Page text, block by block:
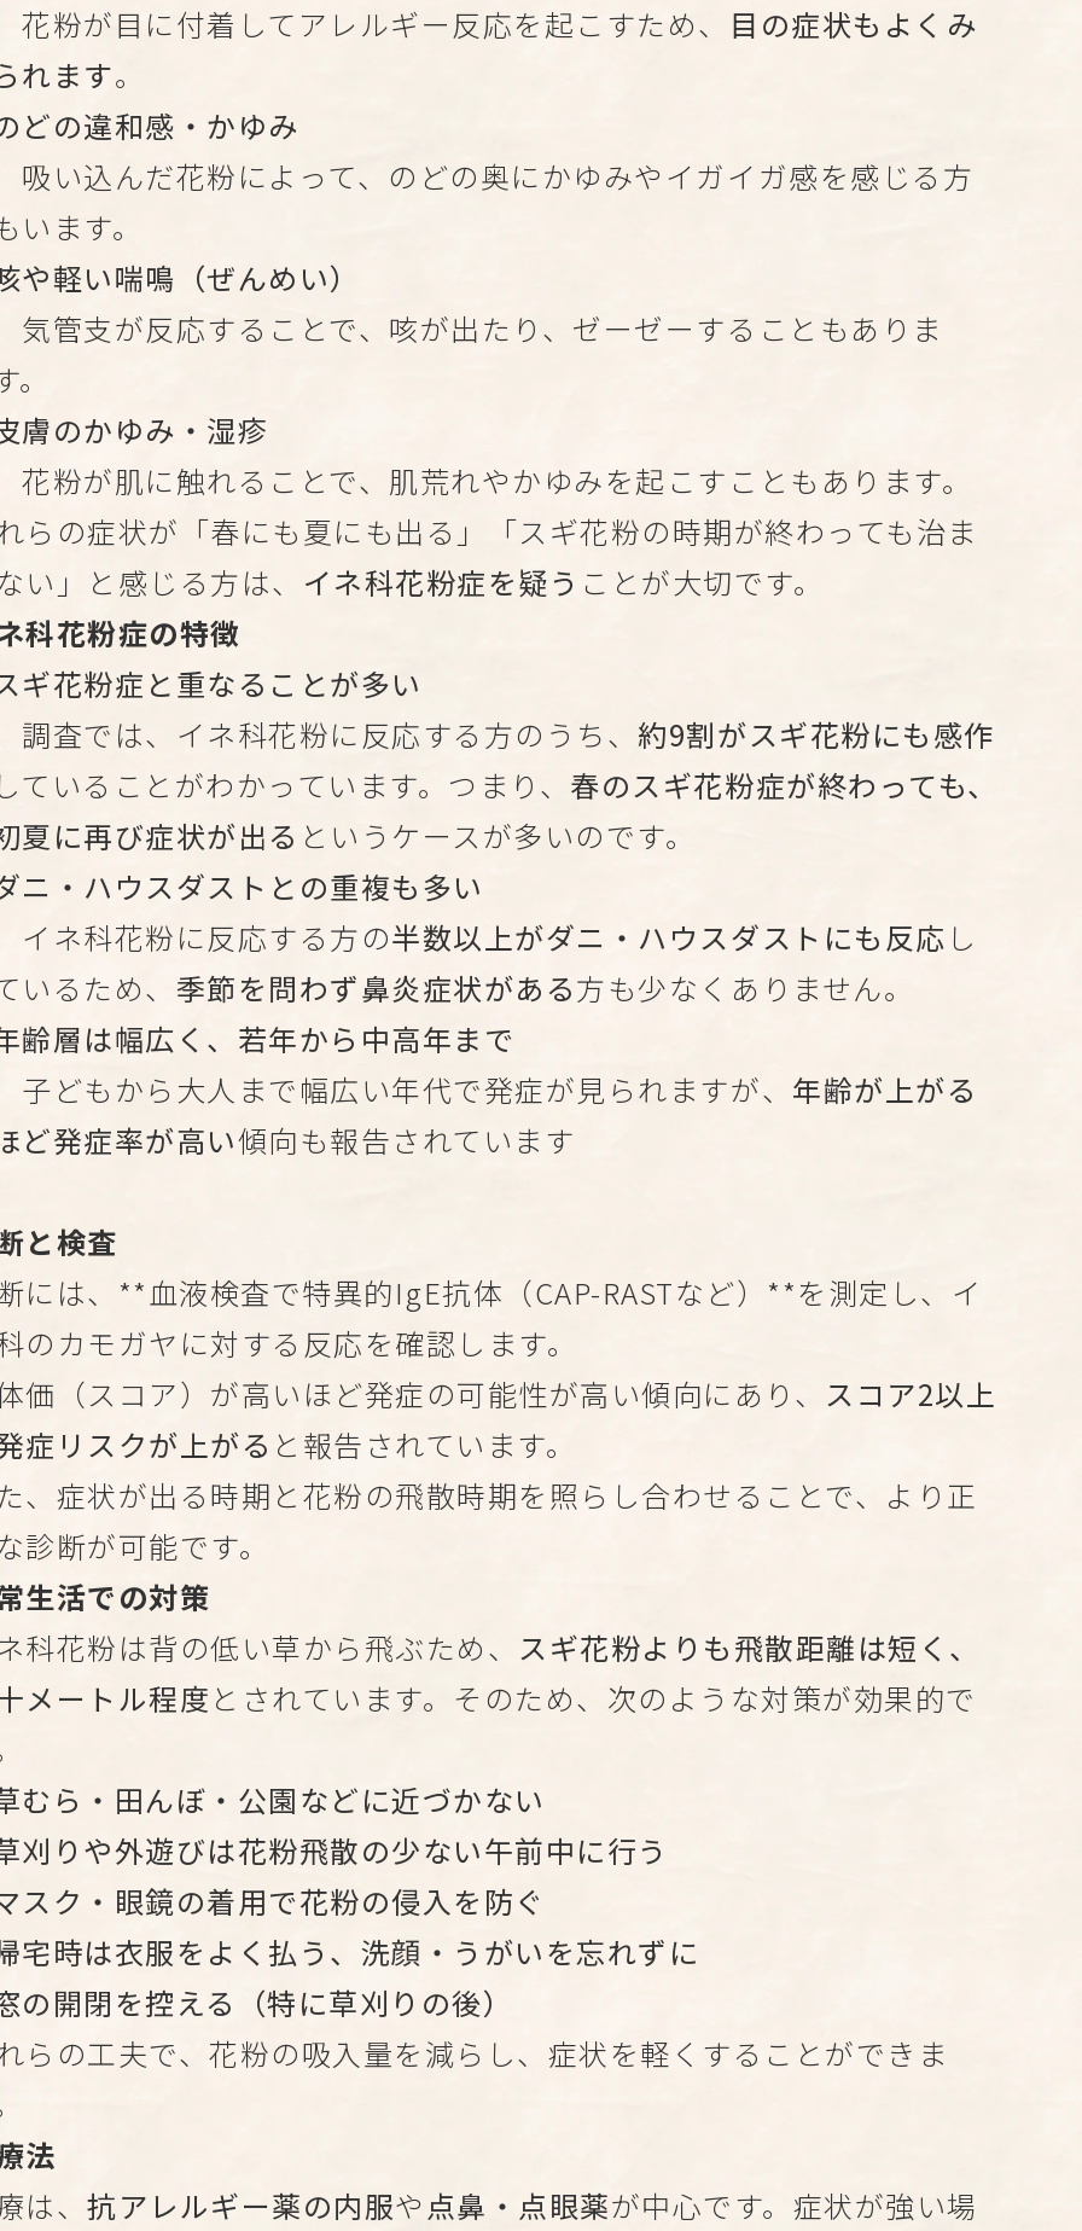
粉が目に付着してアレルギー反応を起こすため、 目の症状もよくみ
れます。
どの違和感・かゆみ
い込んだ花粉によって、のどの奥にかゆみやイガイガ感を感じる方
います。
や軽い喘鳴（ぜんめい）
管支が反応することで、咳が出たり、ゼーゼーすることもありま
。
膚のかゆみ・湿疹
粉が肌に触れることで、肌荒れやかゆみを起こすこともあります。
らの症状が「春にも夏にも出る」「スギ花粉の時期が終わっても治ま
い」と感じる方は、 イネ科花粉症を疑う ことが大切です。
科花粉症の特徴
ギ花粉症と重なることが多い
査では、イネ科花粉に反応する方のうち、 約9割がスギ花粉にも感作
ていることがわかっています。つまり、 春のスギ花粉症が終わっても、
夏に再び症状が出る というケースが多いのです。
ニ・ハウスダストとの重複も多い
ネ科花粉に反応する方の半数以上がダニ・ハウスダストにも反応 し
いるため、 季節を問わず鼻炎症状がある方も少なくありません。
齢層は幅広く、若年から中高年まで
どもから大人まで幅広い年代で発症が見られますが、 年齢が上がる
ど発症率が高い傾向も報告されています
と検査
には、**血液検査で特異的IgE抗体（CAP-RASTなど）**を測定し、イ
のカモガヤに対する反応を確認します。
価（スコア）が高いほど発症の可能性が高い傾向にあり、 スコア2以上
症リスクが上がる と報告されています。
、症状が出る時期と花粉の飛散時期を照らし合わせることで、より正
診断が可能です。
生活での対策
科花粉は背の低い草から飛ぶため、 スギ花粉よりも飛散距離は短く、
メートル程度 とされています。そのため、次のような対策が効果的で
むら・田んぼ・公園などに近づかない
刈りや外遊びは花粉飛散の少ない午前中に行う
スク・眼鏡の着用で花粉の侵入を防ぐ
宅時は衣服をよく払う、洗顔・うがいを忘れずに
の開閉を控える（特に草刈りの後）
らの工夫で、花粉の吸入量を減らし、症状を軽くすることができま
法
は、抗アレルギー薬の内服や 点鼻・点眼薬が中心です。症状が強い場